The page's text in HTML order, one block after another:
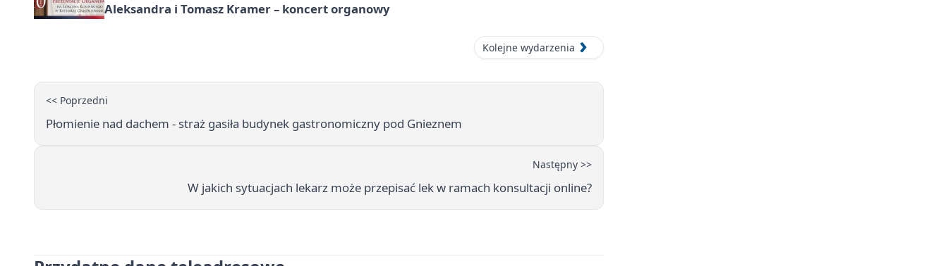
Aleksandra i Tomasz Kramer – koncert organowy
Kolejne wydarzenia
<< Poprzedni
Płomienie nad dachem - straż gasiła budynek gastronomiczny pod Gnieznem
Następny >>
W jakich sytuacjach lekarz może przepisać lek w ramach konsultacji online?